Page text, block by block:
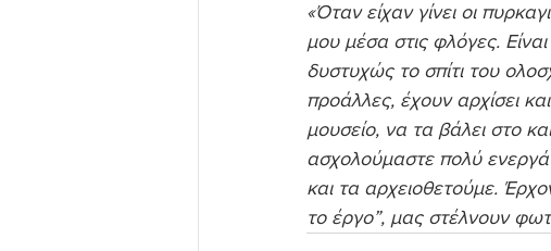
«Όταν είχαν γίνει οι
μου μέσα στις φλόγες.
δυστυχώς το σπίτι του
προάλλες, έχουν αρχίσει
μουσείο, να τα βάλει στο
ασχολούμαστε πολύ ενεργά
και τα αρχειοθετούμε.
το έργο”, μας στέλνουν